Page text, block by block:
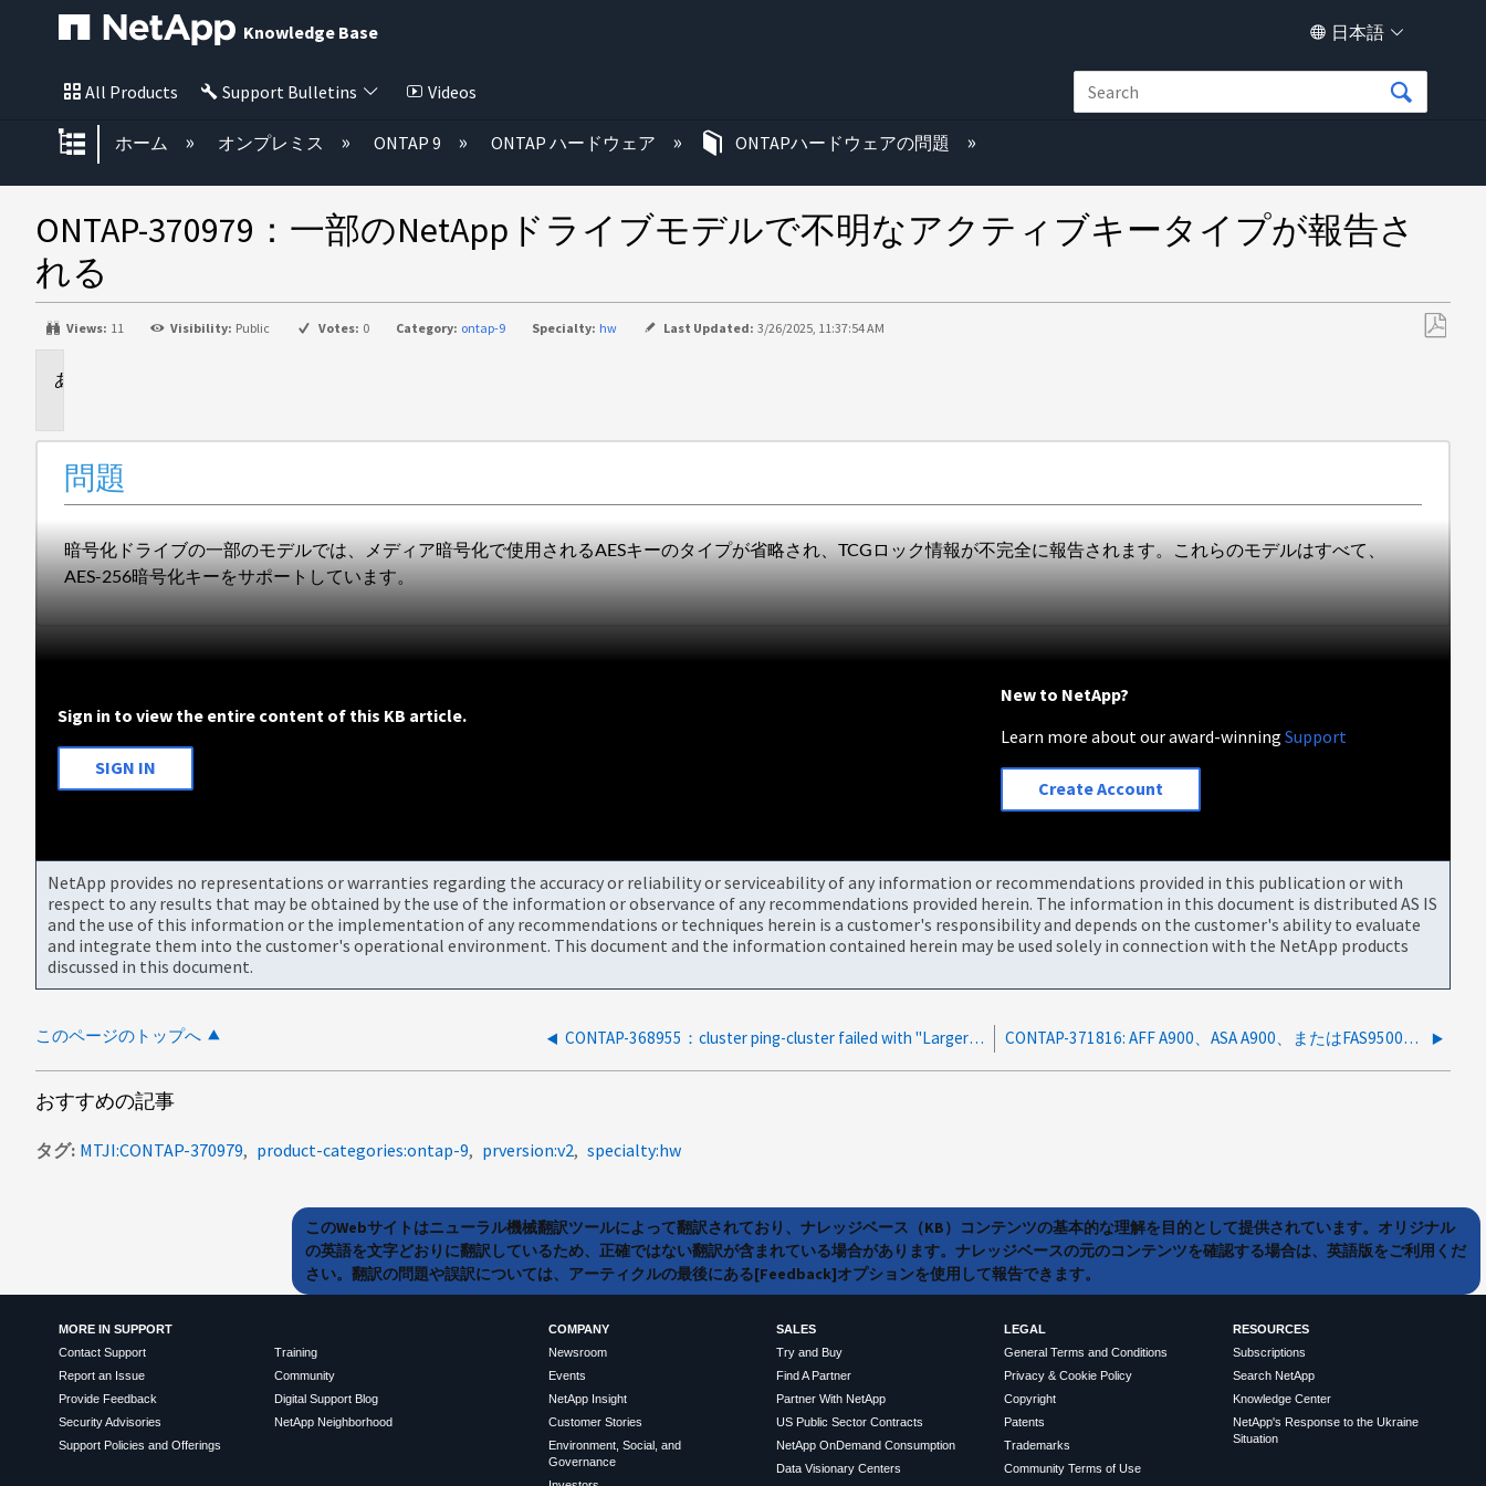
Knowledge Base 日本語
All Products Support Bulletins Videos
グローバル階層を展開/折りたたむ
ホーム オンプレミス ONTAP 9 ONTAP ハードウェア ONTAPハードウェアの問題
ONTAP-370979：一部のNetAppドライブモデルで不明なアクティブキータイプが報告さ
れる
保
Views: 11 Visibility: Public Votes: 0 Category: ontap-9 Specialty: hw Last Updated: 3/26/2025, 11:37:54 AM
問題
暗号化ドライブの一部のモデルでは、メディア暗号化で使用されるAESキーのタイプが省略され、TCGロック情報が不完全に報告されます。これらのモデルはすべて、
AES-256暗号化キーをサポートしています。
Sign in to view the entire content of this KB article.
SIGN IN
New to NetApp?
Learn more about our award-winningSupport
Create Account
NetApp provides no representations or warranties regarding the accuracy or reliability or serviceability of any information or recommendations provided in this publication or with
respect to any results that may be obtained by the use of the information or observance of any recommendations provided herein. The information in this document is distributed AS IS
and the use of this information or the implementation of any recommendations or techniques herein is a customer's responsibility and depends on the customer's ability to evaluate
and integrate them into the customer's operational environment. This document and the information contained herein may be used solely in connection with the NetApp products
discussed in this document.
このページのトップへ CONTAP-368955：cluster ping-cluster failed with "Larger than PMTU communication fails on 2 path（s）" CONTAP-371816: AFF A900、ASA A900、またはFAS9500コントローラが予期せずリブートする
おすすめの記事
タグ MTJI:CONTAP-370979 product-categories:ontap-9 prversion:v2 specialty:hw
このWebサイトはニューラル機械翻訳ツールによって翻訳されており、ナレッジベース（KB）コンテンツの基本的な理解を目的として提供されています。オリジナル
の英語を文字どおりに翻訳しているため、正確ではない翻訳が含まれている場合があります。ナレッジベースの元のコンテンツを確認する場合は、英語版をご利用くだ
さい。翻訳の問題や誤訳については、アーティクルの最後にある[Feedback]オプションを使用して報告できます。
MORE IN SUPPORT
Contact Support
Report an Issue
Provide Feedback
Security Advisories
Support Policies and Offerings
Training
Community
Digital Support Blog
NetApp Neighborhood
COMPANY
Newsroom
Events
NetApp Insight
Customer Stories
Environment, Social, and
Governance
SALES
Try and Buy
Find A Partner
Partner With NetApp
US Public Sector Contracts
NetApp OnDemand Consumption
Data Visionary Centers
LEGAL
General Terms and Conditions
Privacy & Cookie Policy
Copyright
Patents
Trademarks
Community Terms of Use
RESOURCES
Subscriptions
Search NetApp
Knowledge Center
NetApp's Response to the Ukraine
Situation